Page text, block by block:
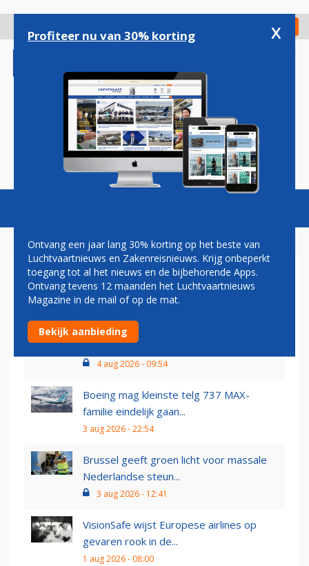
gaan
Check in
Magazine Podcasts Vacatures
TECHNOLOGIE
Eerste succesvolle testvlucht voor
zelfgemaakt Russisch...
4 aug 2026 - 09:54
Boeing mag kleinste telg 737 MAX-
familie eindelijk gaan...
3 aug 2026 - 22:54
Brussel geeft groen licht voor massale
Nederlandse steun...
3 aug 2026 - 12:41
VisionSafe wijst Europese airlines op
gevaren rook in de...
1 aug 2026 - 08:00
Profiteer nu van 30% korting x
Ontvang een jaar lang 30% korting op het beste van
Luchtvaartnieuws en Zakenreisnieuws. Krijg onbeperkt
toegang tot al het nieuws en de bijbehorende Apps.
Ontvang tevens 12 maanden het Luchtvaartnieuws
Magazine in de mail of op de mat.
Bekijk aanbieding